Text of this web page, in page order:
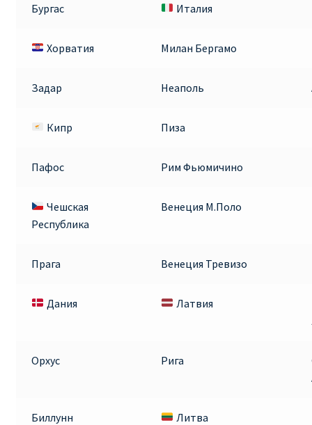
Бургас Италия
Хорватия Милан Бергамо
Задар Неаполь
Кипр Пиза
Пафос Рим Фьюмичино
Чешская
Республика
Венеция М.Поло
Прага Венеция Тревизо
Дания Латвия
Орхус Рига
Биллунн Литва